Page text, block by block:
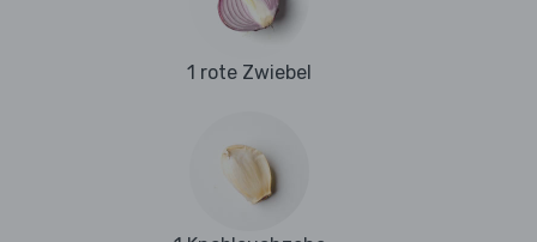
1 rote Zwiebel